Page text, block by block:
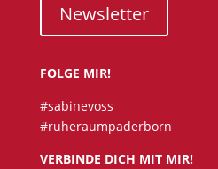
Newsletter
FOLGE MIR!
#sabinevoss
#ruheraumpaderborn
VERBINDE DICH MIT MIR!